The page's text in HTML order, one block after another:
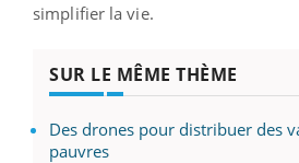
simplifier la vie.
SUR LE MÊME THÈME
Des drones pour distribuer des
pauvres